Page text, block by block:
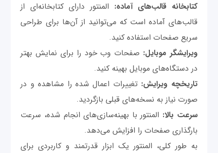
کتابخانه قالب‌های آماده: المنتور دارای کتابخانه‌ای از
قالب‌های آماده است که می‌توانید از آن‌ها برای طراحی
سریع صفحات استفاده کنید.
ویرایشگر موبایل: صفحات وب خود را برای نمایش بهتر
در دستگاه‌های موبایل بهینه کنید.
تاریخچه ویرایش: تغییرات اعمال شده را مشاهده و در
صورت نیاز به نسخه‌های قبلی بازگردید.
سرعت بالا: المنتور با بهینه‌سازی‌های انجام شده، سرعت
بارگذاری صفحات را افزایش می‌دهد.
به طور کلی، المنتور یک ابزار قدرتمند و کاربردی برای